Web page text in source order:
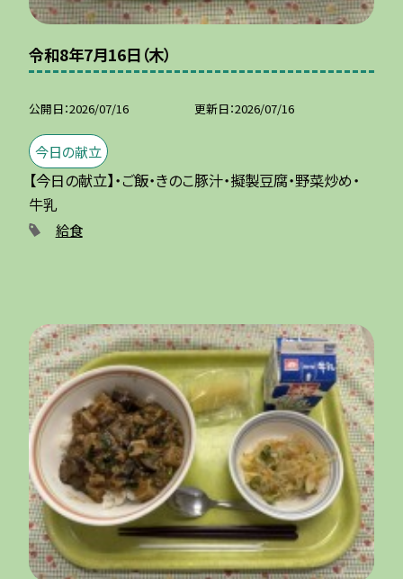
令和8年7月16日（木）
公開日 2026/07/16 更新日 2026/07/16
今日の献立
【今日の献立】・ご飯・きのこ豚汁・擬製豆腐・野菜炒め・
牛乳
給食